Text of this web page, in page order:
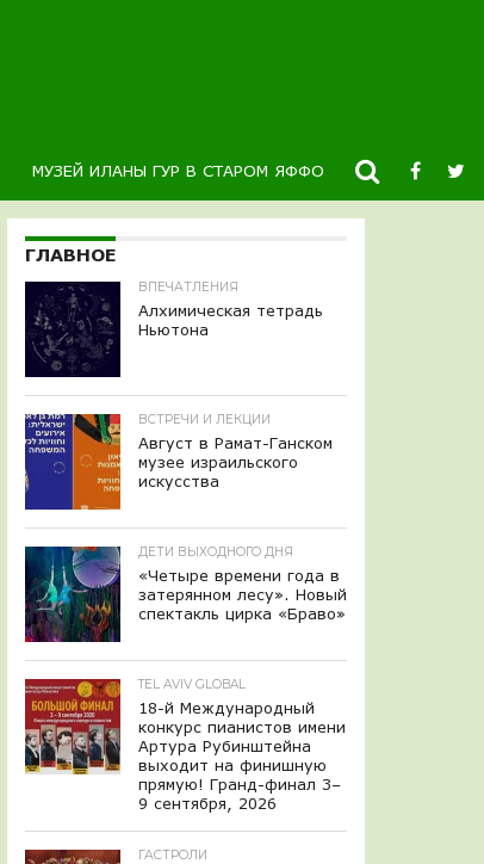
МУЗЕЙ ИЛАНЫ ГУР В СТАРОМ ЯФФО НОВОСТИ
ГЛАВНОЕ
ВПЕЧАТЛЕНИЯ
Алхимическая тетрадь
Ньютона
ВСТРЕЧИ И ЛЕКЦИИ
Август в Рамат-Ганском
музее израильского
искусства
ДЕТИ ВЫХОДНОГО ДНЯ
«Четыре времени года в
затерянном лесу». Новый
спектакль цирка «Браво»
TEL AVIV GLOBAL
18-й Международный
конкурс пианистов имени
Артура Рубинштейна
выходит на финишную
прямую! Гранд-финал 3–
9 сентября, 2026
ГАСТРОЛИ